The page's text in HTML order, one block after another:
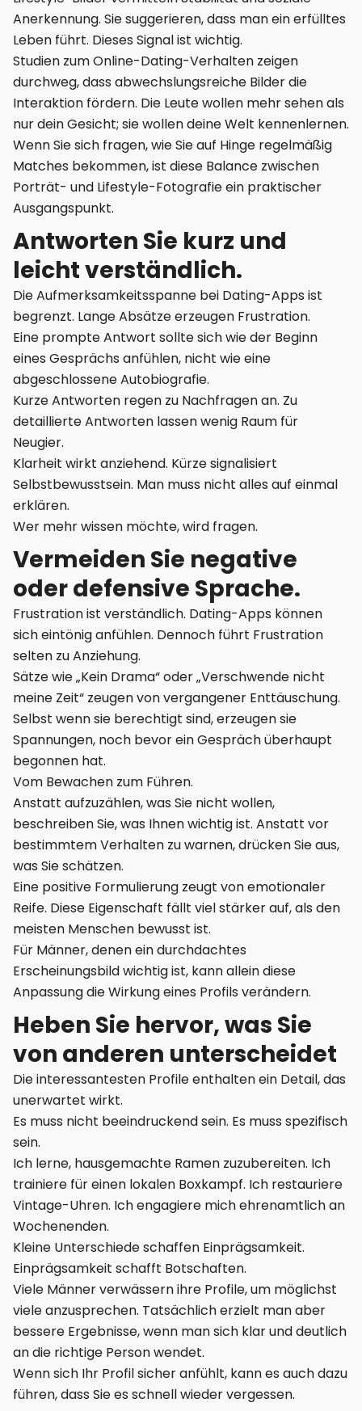
Anerkennung. Sie suggerieren, dass man ein erfülltes
Leben führt. Dieses Signal ist wichtig.
Studien zum Online-Dating-Verhalten zeigen
durchweg, dass abwechslungsreiche Bilder die
Interaktion fördern. Die Leute wollen mehr sehen als
nur dein Gesicht; sie wollen deine Welt kennenlernen.
Wenn Sie sich fragen, wie Sie auf Hinge regelmäßig
Matches bekommen, ist diese Balance zwischen
Porträt- und Lifestyle-Fotografie ein praktischer
Ausgangspunkt.
Antworten Sie kurz und
leicht verständlich.
Die Aufmerksamkeitsspanne bei Dating-Apps ist
begrenzt. Lange Absätze erzeugen Frustration.
Eine prompte Antwort sollte sich wie der Beginn
eines Gesprächs anfühlen, nicht wie eine
abgeschlossene Autobiografie.
Kurze Antworten regen zu Nachfragen an. Zu
detaillierte Antworten lassen wenig Raum für
Neugier.
Klarheit wirkt anziehend. Kürze signalisiert
Selbstbewusstsein. Man muss nicht alles auf einmal
erklären.
Wer mehr wissen möchte, wird fragen.
Vermeiden Sie negative
oder defensive Sprache.
Frustration ist verständlich. Dating-Apps können
sich eintönig anfühlen. Dennoch führt Frustration
selten zu Anziehung.
Sätze wie „Kein Drama“ oder „Verschwende nicht
meine Zeit“ zeugen von vergangener Enttäuschung.
Selbst wenn sie berechtigt sind, erzeugen sie
Spannungen, noch bevor ein Gespräch überhaupt
begonnen hat.
Vom Bewachen zum Führen.
Anstatt aufzuzählen, was Sie nicht wollen,
beschreiben Sie, was Ihnen wichtig ist. Anstatt vor
bestimmtem Verhalten zu warnen, drücken Sie aus,
was Sie schätzen.
Eine positive Formulierung zeugt von emotionaler
Reife. Diese Eigenschaft fällt viel stärker auf, als den
meisten Menschen bewusst ist.
Für Männer, denen ein durchdachtes
Erscheinungsbild wichtig ist, kann allein diese
Anpassung die Wirkung eines Profils verändern.
Heben Sie hervor, was Sie
von anderen unterscheidet
Die interessantesten Profile enthalten ein Detail, das
unerwartet wirkt.
Es muss nicht beeindruckend sein. Es muss spezifisch
sein.
Ich lerne, hausgemachte Ramen zuzubereiten. Ich
trainiere für einen lokalen Boxkampf. Ich restauriere
Vintage-Uhren. Ich engagiere mich ehrenamtlich an
Wochenenden.
Kleine Unterschiede schaffen Einprägsamkeit.
Einprägsamkeit schafft Botschaften.
Viele Männer verwässern ihre Profile, um möglichst
viele anzusprechen. Tatsächlich erzielt man aber
bessere Ergebnisse, wenn man sich klar und deutlich
an die richtige Person wendet.
Wenn sich Ihr Profil sicher anfühlt, kann es auch dazu
führen, dass Sie es schnell wieder vergessen.